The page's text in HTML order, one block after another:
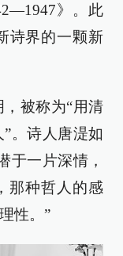
》。此
诗界的一颗新
被称为“用清
。诗人唐湜如
于一片深情，
那种哲人的感
性。”